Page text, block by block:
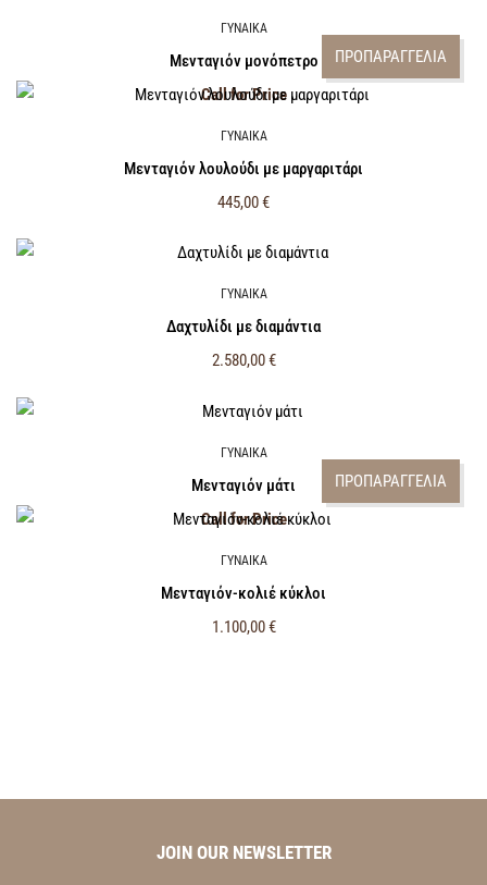
ΠΡΟΠΑΡΑΓΓΕΛΙΑ
ΓΥΝΑΙΚΑ
Μενταγιόν μονόπετρο
Call for Price
ΓΥΝΑΙΚΑ
Μενταγιόν λουλούδι με μαργαριτάρι
445,00€
ΓΥΝΑΙΚΑ
Δαχτυλίδι με διαμάντια
2.580,00€
ΠΡΟΠΑΡΑΓΓΕΛΙΑ
ΓΥΝΑΙΚΑ
Μενταγιόν μάτι
Call for Price
ΓΥΝΑΙΚΑ
Μενταγιόν-κολιέ κύκλοι
1.100,00€
JOIN OUR NEWSLETTER